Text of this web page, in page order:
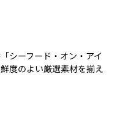
シーフード・オン・アイ
度のよい厳選素材を揃え